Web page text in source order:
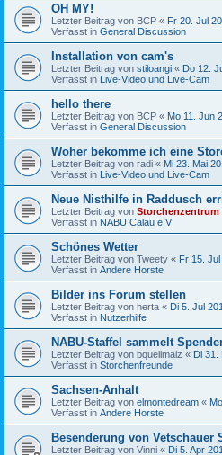
OH MY!
Letzter Beitrag von BCP « Fr 20. Jul
Verfasst in General Discussion
Installation von cam's
Letzter Beitrag von stiloangi « Do 12.
Verfasst in Live-Video und Live-Cam
hello there
Letzter Beitrag von BCP « Mo 11. Jun
Verfasst in General Discussion
Woher bekomme ich eine
Letzter Beitrag von radi « Mi 23. Mai
Verfasst in Live-Video und Live-Cam
Neue Nisthilfe in Raddusch
Letzter Beitrag von Storchenzentrum
Verfasst in NABU Calau e.V
Schönes Wetter
Letzter Beitrag von Tweety « Fr 15.
Verfasst in Andere Horste
Bilder ins Forum stellen
Letzter Beitrag von herta « Di 5. Jul
Verfasst in Nutzerhilfe
NABU-Staffel sammelt
Letzter Beitrag von bquellmalz « Di 31.
Verfasst in Storchenfreunde
Sachsen-Anhalt
Letzter Beitrag von elmontedream «
Verfasst in Andere Horste
Besenderung von Vetschauer
Letzter Beitrag von Vinni « Di 5. Apr